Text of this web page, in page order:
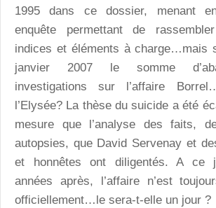
1995 dans ce dossier, menant
enquête permettant de
indices et éléments à charge…mais
janvier 2007 le somme
investigations sur l’affaire
l’Elysée? La thèse du suicide a été
mesure que l’analyse des faits,
autopsies, que David Servenay et
et honnêtes ont diligentés. A ce
années après, l’affaire n’est
officiellement…le sera-t-elle un jour ?